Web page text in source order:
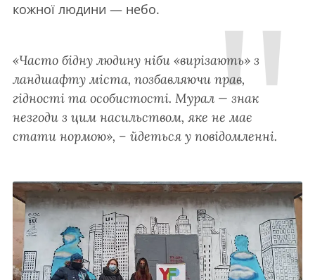
кожної людини — небо.
«Часто бідну людину ніби «вирізають» з
ландшафту міста, позбавляючи прав,
гідності та особистості. Мурал — знак
незгоди з цим насильством, яке не має
стати нормою», – йдеться у повідомленні.